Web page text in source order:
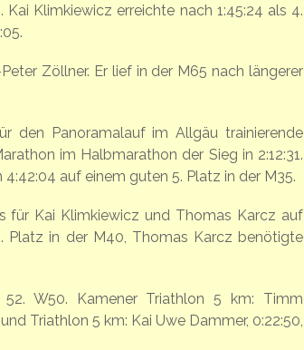
Klimkiewicz erreichte nach 1:45:24 als 4.
Zöllner. Er lief in der M65 nach längerer
den Panoramalauf im Allgäu trainierende
im Halbmarathon der Sieg in 2:12:31.
auf einem guten 5. Platz in der M35.
für Kai Klimkiewicz und Thomas Karcz auf
Platz in der M40, Thomas Karcz benötigte
52. W50. Kamener Triathlon 5 km: Timm
Triathlon 5 km: Kai Uwe Dammer, 0:22:50,